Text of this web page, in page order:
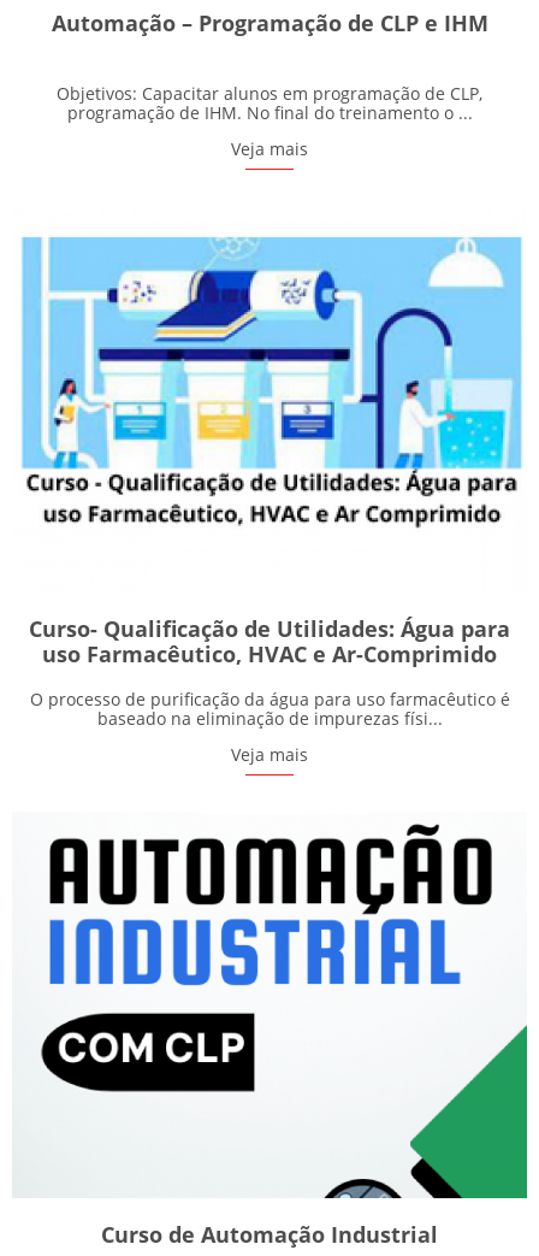
Automação – Programação de CLP e IHM
Objetivos: Capacitar alunos em programação de CLP,
programação de IHM. No final do treinamento o ...
Veja mais
Curso- Qualificação de Utilidades: Água para
uso Farmacêutico, HVAC e Ar-Comprimido
O processo de purificação da água para uso farmacêutico é
baseado na eliminação de impurezas físi...
Veja mais
Curso de Automação Industrial